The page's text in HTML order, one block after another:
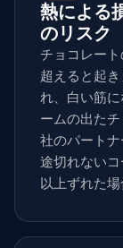
熱による
のリスク
チョコレー
超えると起
れ、白い筋
ームの出た
社のパート
途切れない
以上ずれた